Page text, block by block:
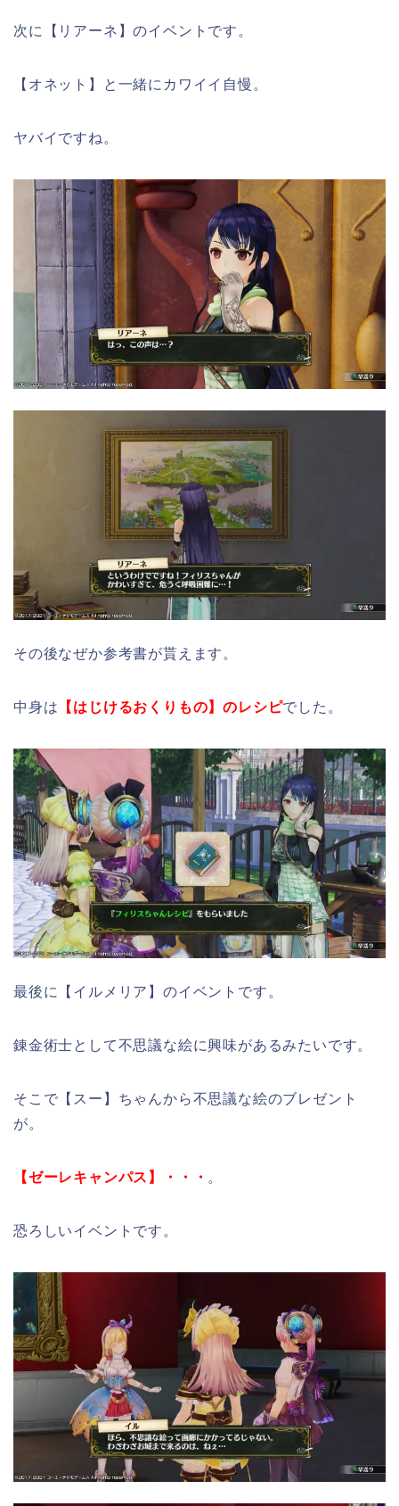
次に【リアーネ】のイベントです。
【オネット】と一緒にカワイイ自慢。
ヤバイですね。
その後なぜか参考書が貰えます。
中身は 【はじけるおくりもの】のレシピでした。
最後に【イルメリア】のイベントです。
錬金術士として不思議な絵に興味があるみたいです。
そこで【スー】ちゃんから不思議な絵のブレゼント
が。
【ゼーレキャンパス】・・・ 。
恐ろしいイベントです。